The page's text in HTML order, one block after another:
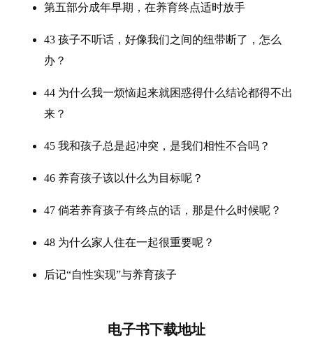
第五部分成年早期，在养育终点适时放手
43 孩子不听话，好像我们之间的纽带断了，怎么
办？
44 为什么我一烦恼起来就困惑得什么结论都得不出
来？
45 我和孩子总是起冲突，是我们相性不合吗？
46 养育孩子该以什么为目标呢？
47 倘若养育孩子有终点的话，那是什么时候呢？
48 为什么家人住在一起很重要呢？
后记“自性实现”与养育孩子
电子书下载地址